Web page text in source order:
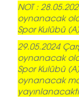
NOT :
oynanacak
Spor Kulübü (A)
29.05.2024
oynanacak
Spor Kulübü
oynanacak